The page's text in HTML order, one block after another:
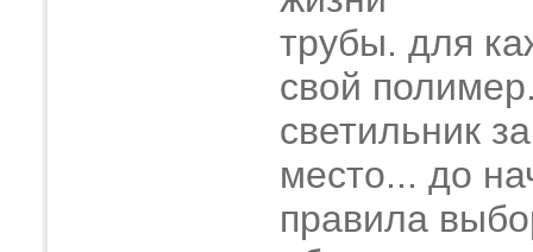
трубы. для
свой
светильник
место... до
правила